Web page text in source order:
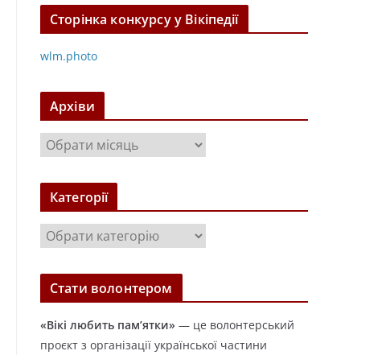
Сторінка конкурсу у Вікіпедії
wlm.photo
Архіви
р
х
в
Категорії
а
т
о
Стати волонтером
«Вікі любить пам’ятки» — це волонтерський
проєкт з організації української частини